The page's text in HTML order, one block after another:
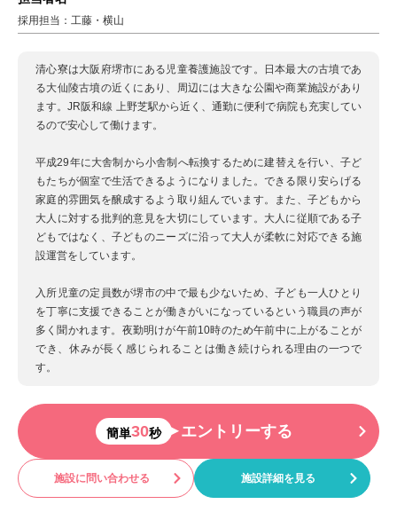
採用担当：工藤・横山
清心寮は大阪府堺市にある児童養護施設です。日本最大の古墳であ
る大仙陵古墳の近くにあり、周辺には大きな公園や商業施設があり
ます。JR阪和線 上野芝駅から近く、通勤に便利で病院も充実してい
るので安心して働けます。
平成29年に大舎制から小舎制へ転換するために建替えを行い、子ど
もたちが個室で生活できるようになりました。できる限り安らげる
家庭的雰囲気を醸成するよう取り組んでいます。また、子どもから
大人に対する批判的意見を大切にしています。大人に従順である子
どもではなく、子どものニーズに沿って大人が柔軟に対応できる施
設運営をしています。
入所児童の定員数が堺市の中で最も少ないため、子ども一人ひとり
を丁寧に支援できることが働きがいになっているという職員の声が
多く聞かれます。夜勤明けが午前10時のため午前中に上がることが
でき、休みが長く感じられることは働き続けられる理由の一つで
す。
簡単30秒 エントリーする
施設に問い合わせる 施設詳細を見る